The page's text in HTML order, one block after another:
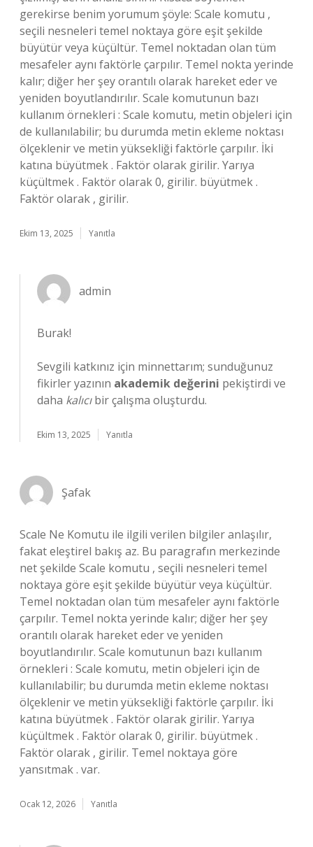
gerekirse benim yorumum şöyle: Scale komutu ,
seçili nesneleri temel noktaya göre eşit şekilde
büyütür veya küçültür. Temel noktadan olan tüm
mesafeler aynı faktörle çarpılır. Temel nokta yerinde
kalır; diğer her şey orantılı olarak hareket eder ve
yeniden boyutlandırılır. Scale komutunun bazı
kullanım örnekleri : Scale komutu, metin objeleri için
de kullanılabilir; bu durumda metin ekleme noktası
ölçeklenir ve metin yüksekliği faktörle çarpılır. İki
katına büyütmek . Faktör olarak girilir. Yarıya
küçültmek . Faktör olarak 0, girilir. büyütmek .
Faktör olarak , girilir.
Ekim 13, 2025 Yanıtla
admin
Burak!
Sevgili katkınız için minnettarım; sunduğunuz
fikirler yazının akademik değerini pekiştirdi ve
daha kalıcıbir çalışma oluşturdu.
Ekim 13, 2025 Yanıtla
Şafak
Scale Ne Komutu ile ilgili verilen bilgiler anlaşılır,
fakat eleştirel bakış az. Bu paragrafın merkezinde
net şekilde Scale komutu , seçili nesneleri temel
noktaya göre eşit şekilde büyütür veya küçültür.
Temel noktadan olan tüm mesafeler aynı faktörle
çarpılır. Temel nokta yerinde kalır; diğer her şey
orantılı olarak hareket eder ve yeniden
boyutlandırılır. Scale komutunun bazı kullanım
örnekleri : Scale komutu, metin objeleri için de
kullanılabilir; bu durumda metin ekleme noktası
ölçeklenir ve metin yüksekliği faktörle çarpılır. İki
katına büyütmek . Faktör olarak girilir. Yarıya
küçültmek . Faktör olarak 0, girilir. büyütmek .
Faktör olarak , girilir. Temel noktaya göre
yansıtmak . var.
Ocak 12, 2026 Yanıtla